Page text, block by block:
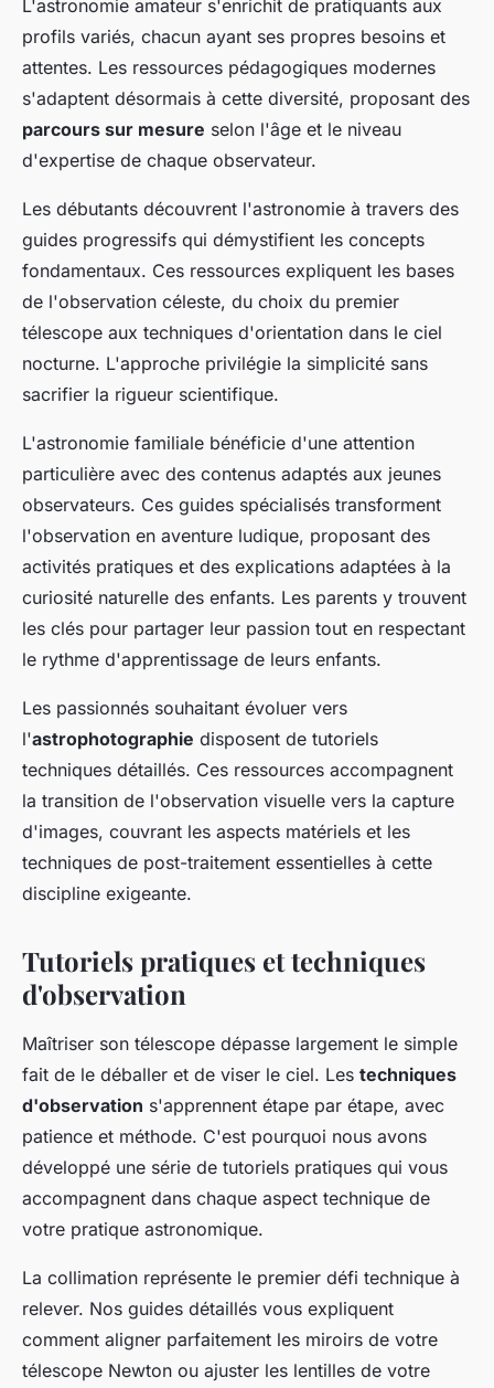
L'astronomie amateur s'enrichit de pratiquants aux
profils variés, chacun ayant ses propres besoins et
attentes. Les ressources pédagogiques modernes
s'adaptent désormais à cette diversité, proposant des
parcours sur mesure selon l'âge et le niveau
d'expertise de chaque observateur.
Les débutants découvrent l'astronomie à travers des
guides progressifs qui démystifient les concepts
fondamentaux. Ces ressources expliquent les bases
de l'observation céleste, du choix du premier
télescope aux techniques d'orientation dans le ciel
nocturne. L'approche privilégie la simplicité sans
sacrifier la rigueur scientifique.
L'astronomie familiale bénéficie d'une attention
particulière avec des contenus adaptés aux jeunes
observateurs. Ces guides spécialisés transforment
l'observation en aventure ludique, proposant des
activités pratiques et des explications adaptées à la
curiosité naturelle des enfants. Les parents y trouvent
les clés pour partager leur passion tout en respectant
le rythme d'apprentissage de leurs enfants.
Les passionnés souhaitant évoluer vers
l'astrophotographie disposent de tutoriels
techniques détaillés. Ces ressources accompagnent
la transition de l'observation visuelle vers la capture
d'images, couvrant les aspects matériels et les
techniques de post-traitement essentielles à cette
discipline exigeante.
Tutoriels pratiques et techniques
d'observation
Maîtriser son télescope dépasse largement le simple
fait de le déballer et de viser le ciel. Les techniques
d'observation s'apprennent étape par étape, avec
patience et méthode. C'est pourquoi nous avons
développé une série de tutoriels pratiques qui vous
accompagnent dans chaque aspect technique de
votre pratique astronomique.
La collimation représente le premier défi technique à
relever. Nos guides détaillés vous expliquent
comment aligner parfaitement les miroirs de votre
télescope Newton ou ajuster les lentilles de votre